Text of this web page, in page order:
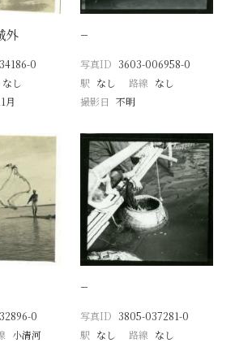
外
0
なし
月
−
写真ID 3603-006958-0
駅 なし 路線 なし
撮影日 不明
0
小清河
−
写真ID 3805-037281-0
駅 なし 路線 なし